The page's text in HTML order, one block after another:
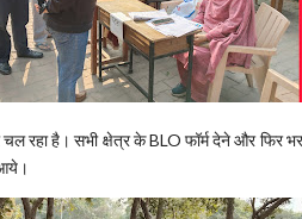
पर चल रहा है। सभी क्षेत्र के BLO फॉर्म देने और